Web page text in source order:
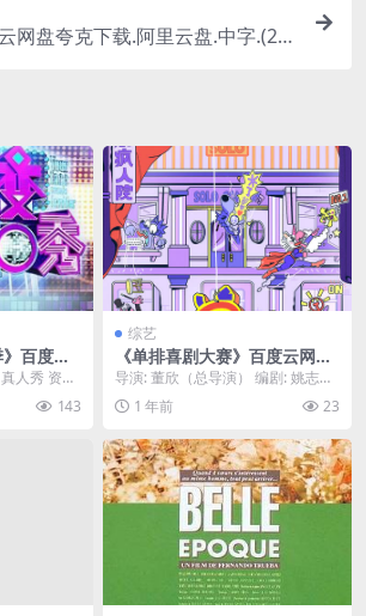
网盘夸克下载.阿里云盘.中字.(20
百度云
盘.中字.
人秀 资源
里云盘,百
143
综艺
《单排喜剧大赛》百度云网盘
下载.阿里云盘.国语中字.(202
4)
导演: 董欣（总导演） 编剧: 姚志奇
（总编剧） 资源下载：单排喜剧大
赛下载阿里...
1 年前 23